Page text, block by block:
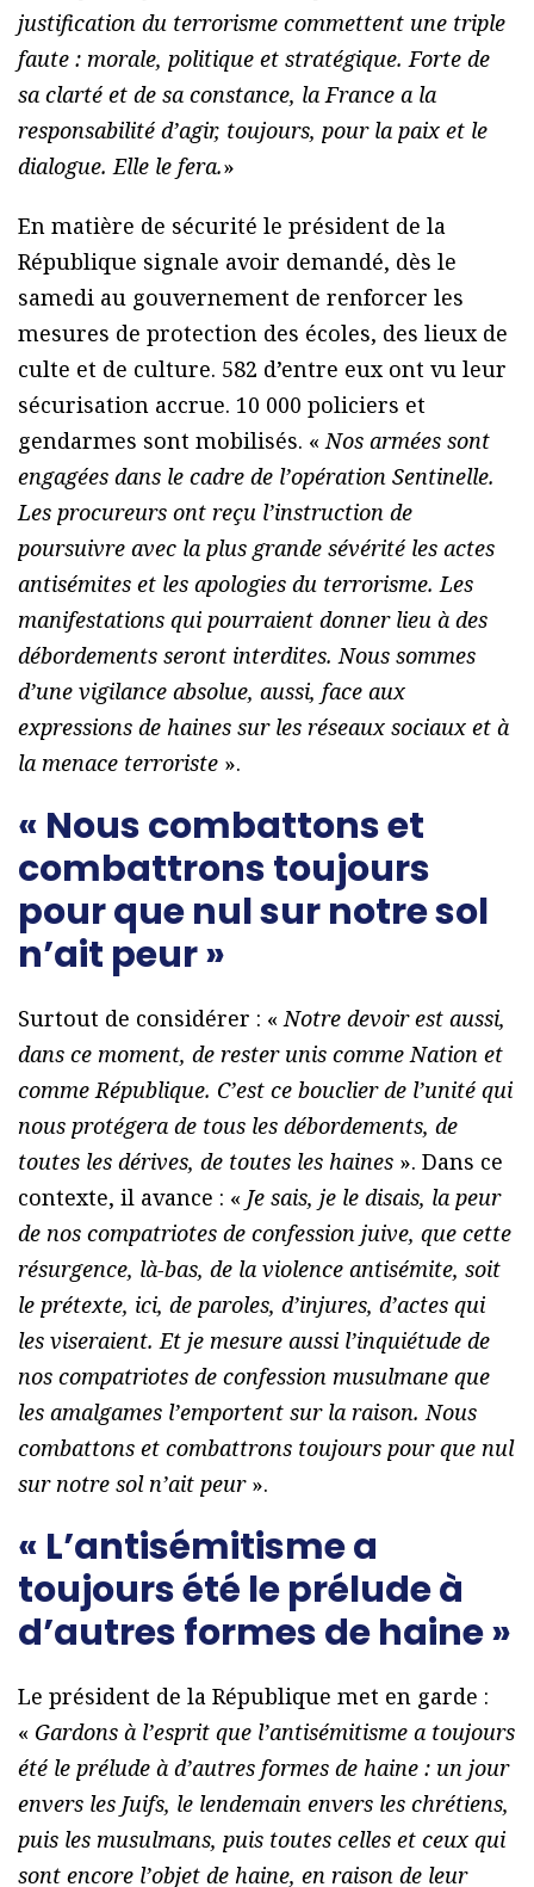
justification du terrorisme commettent une triple
faute : morale, politique et stratégique. Forte de
sa clarté et de sa constance, la France a la
responsabilité d’agir, toujours, pour la paix et le
dialogue. Elle le fera.»
En matière de sécurité le président de la
République signale avoir demandé, dès le
samedi au gouvernement de renforcer les
mesures de protection des écoles, des lieux de
culte et de culture. 582 d’entre eux ont vu leur
sécurisation accrue. 10 000 policiers et
gendarmes sont mobilisés. «Nos armées sont
engagées dans le cadre de l’opération Sentinelle.
Les procureurs ont reçu l’instruction de
poursuivre avec la plus grande sévérité les actes
antisémites et les apologies du terrorisme. Les
manifestations qui pourraient donner lieu à des
débordements seront interdites. Nous sommes
d’une vigilance absolue, aussi, face aux
expressions de haines sur les réseaux sociaux et à
la menace terroriste ».
« Nous combattons et
combattrons toujours
pour que nul sur notre sol
n’ait peur »
Surtout de considérer : «Notre devoir est aussi,
dans ce moment, de rester unis comme Nation et
comme République. C’est ce bouclier de l’unité qui
nous protégera de tous les débordements, de
toutes les dérives, de toutes les haines ». Dans ce
contexte, il avance : « Je sais, je le disais, la peur
de nos compatriotes de confession juive, que cette
résurgence, là-bas, de la violence antisémite, soit
le prétexte, ici, de paroles, d’injures, d’actes qui
les viseraient. Et je mesure aussi l’inquiétude de
nos compatriotes de confession musulmane que
les amalgames l’emportent sur la raison. Nous
combattons et combattrons toujours pour que nul
sur notre sol n’ait peur».
« L’antisémitisme a
toujours été le prélude à
d’autres formes de haine »
Le président de la République met en garde :
« Gardons à l’esprit que l’antisémitisme a toujours
été le prélude à d’autres formes de haine : un jour
envers les Juifs, le lendemain envers les chrétiens,
puis les musulmans, puis toutes celles et ceux qui
sont encore l’objet de haine, en raison de leur